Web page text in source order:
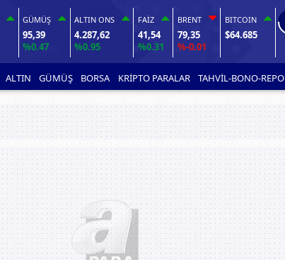
GÜMÜŞ
95,39
%0.47
ALTIN ONS
4.287,62
%0.95
FAİZ
41,54
%0.31
BRENT
79,35
%-0.01
BITCOIN
$64.685
ALTIN GÜMÜŞ BORSA KRİPTO PARALAR TAHVİL-BONO-REPO